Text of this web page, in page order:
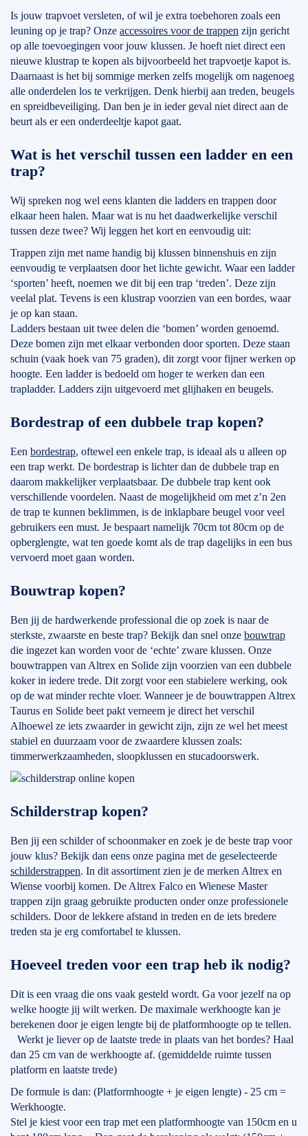
Is jouw trapvoet versleten, of wil je extra toebehoren zoals een
leuning op je trap? Onze accessoires voor de trappen zijn gericht
op alle toevoegingen voor jouw klussen. Je hoeft niet direct een
nieuwe klustrap te kopen als bijvoorbeeld het trapvoetje kapot is.
Daarnaast is het bij sommige merken zelfs mogelijk om nagenoeg
alle onderdelen los te verkrijgen. Denk hierbij aan treden, beugels
en spreidbeveiliging. Dan ben je in ieder geval niet direct aan de
beurt als er een onderdeeltje kapot gaat.
Wat is het verschil tussen een ladder en een
trap?
Wij spreken nog wel eens klanten die ladders en trappen door
elkaar heen halen. Maar wat is nu het daadwerkelijke verschil
tussen deze twee? Wij leggen het kort en eenvoudig uit:
Trappen zijn met name handig bij klussen binnenshuis en zijn
eenvoudig te verplaatsen door het lichte gewicht. Waar een ladder
‘sporten’ heeft, noemen we dit bij een trap ‘treden’. Deze zijn
veelal plat. Tevens is een klustrap voorzien van een bordes, waar
je op kan staan.
Ladders bestaan uit twee delen die ‘bomen’ worden genoemd.
Deze bomen zijn met elkaar verbonden door sporten. Deze staan
schuin (vaak hoek van 75 graden), dit zorgt voor fijner werken op
hoogte. Een ladder is bedoeld om hoger te werken dan een
trapladder. Ladders zijn uitgevoerd met glijhaken en beugels.
Bordestrap of een dubbele trap kopen?
Een bordestrap, oftewel een enkele trap, is ideaal als u alleen op
een trap werkt. De bordestrap is lichter dan de dubbele trap en
daarom makkelijker verplaatsbaar. De dubbele trap kent ook
verschillende voordelen. Naast de mogelijkheid om met z’n 2en
de trap te kunnen beklimmen, is de inklapbare beugel voor veel
gebruikers een must. Je bespaart namelijk 70cm tot 80cm op de
opberglengte, wat ten goede komt als de trap dagelijks in een bus
vervoerd moet gaan worden.
Bouwtrap kopen?
Ben jij de hardwerkende professional die op zoek is naar de
sterkste, zwaarste en beste trap? Bekijk dan snel onze bouwtrap
die ingezet kan worden voor de ‘echte’ zware klussen. Onze
bouwtrappen van Altrex en Solide zijn voorzien van een dubbele
koker in iedere trede. Dit zorgt voor een stabielere werking, ook
op de wat minder rechte vloer. Wanneer je de bouwtrappen Altrex
Taurus en Solide beet pakt verneem je direct het verschil
Alhoewel ze iets zwaarder in gewicht zijn, zijn ze wel het meest
stabiel en duurzaam voor de zwaardere klussen zoals:
timmerwerkzaamheden, sloopklussen en stucadoorswerk.
Schilderstrap kopen?
Ben jij een schilder of schoonmaker en zoek je de beste trap voor
jouw klus? Bekijk dan eens onze pagina met de geselecteerde
schilderstrappen. In dit assortiment zien je de merken Altrex en
Wiense voorbij komen. De Altrex Falco en Wienese Master
trappen zijn graag gebruikte producten onder onze professionele
schilders. Door de lekkere afstand in treden en de iets bredere
treden sta je erg comfortabel te klussen.
Hoeveel treden voor een trap heb ik nodig?
Dit is een vraag die ons vaak gesteld wordt. Ga voor jezelf na op
welke hoogte jij wilt werken. De maximale werkhoogte kan je
berekenen door je eigen lengte bij de platformhoogte op te tellen.
Werkt je liever op de laatste trede in plaats van het bordes? Haal
dan 25 cm van de werkhoogte af. (gemiddelde ruimte tussen
platform en laatste trede)
De formule is dan: (Platformhoogte + je eigen lengte) - 25 cm =
Werkhoogte.
Stel je kiest voor een trap met een platformhoogte van 150cm en u